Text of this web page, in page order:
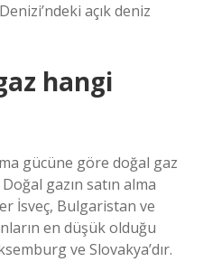
açık deniz
hangi
gücüne göre doğal gaz
Doğal gazın satın alma
İsveç, Bulgaristan ve
en düşük olduğu
ve Slovakya’dır.